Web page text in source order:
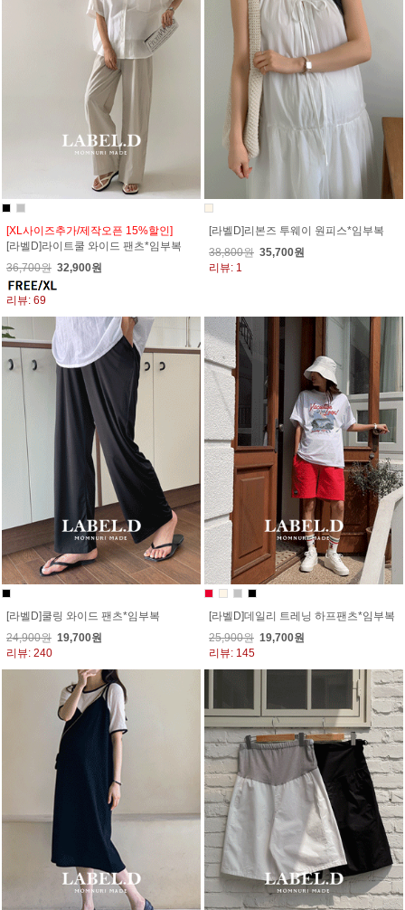
[XL사이즈추가/제작오픈 15%할인]
[라벨D]라이트쿨 와이드 팬츠*임부복
36,700원 32,900원
리뷰: 69
[라벨D]리본즈 투웨이 원피스*임부복
38,800원 35,700원
리뷰: 1
[라벨D]쿨링 와이드 팬츠*임부복
24,900원 19,700원
리뷰: 240
[라벨D]데일리 트레닝 하프팬츠*임부복
25,900원 19,700원
리뷰: 145